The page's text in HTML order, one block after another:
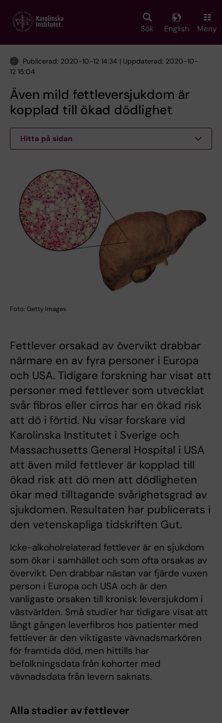
main
Sök English Meny
Publicerad: 2020-10-12 14:34 | Uppdaterad: 2020-10-
12 15:04
Även mild fettleversjukdom är
kopplad till ökad dödlighet
Hitta på sidan
Foto: Getty Images
Fettlever orsakad av övervikt drabbar
närmare en av fyra personer i Europa
och USA. Tidigare forskning har visat att
personer med fettlever som utvecklat
svår fibros eller cirros har en ökad risk
att dö i förtid. Nu visar forskare vid
Karolinska Institutet i Sverige och
Massachusetts General Hospital i USA
att även mild fettlever är kopplad till
ökad risk att dö men att dödligheten
ökar med tilltagande svårighetsgrad av
sjukdomen. Resultaten har publicerats i
den vetenskapliga tidskriften Gut.
Icke-alkoholrelaterad fettlever är en sjukdom
som ökar i samhället och som ofta orsakas av
övervikt. Den drabbar nästan var fjärde vuxen
person i Europa och USA och är den
vanligaste orsaken till kronisk leversjukdom i
västvärlden. Små studier har tidigare visat att
långt gången leverfibros hos patienter med
fettlever är den viktigaste vävnadsmarkören
för framtida död, men hittills har
befolkningsdata från kohorter med
vävnadsdata från levern saknats.
Alla stadier av fettlever